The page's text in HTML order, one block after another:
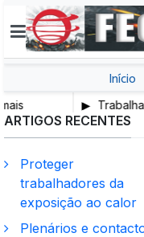
Início
ARTIGOS RECENTES
Proteger
trabalhadores da
exposição ao calor
Plenários e